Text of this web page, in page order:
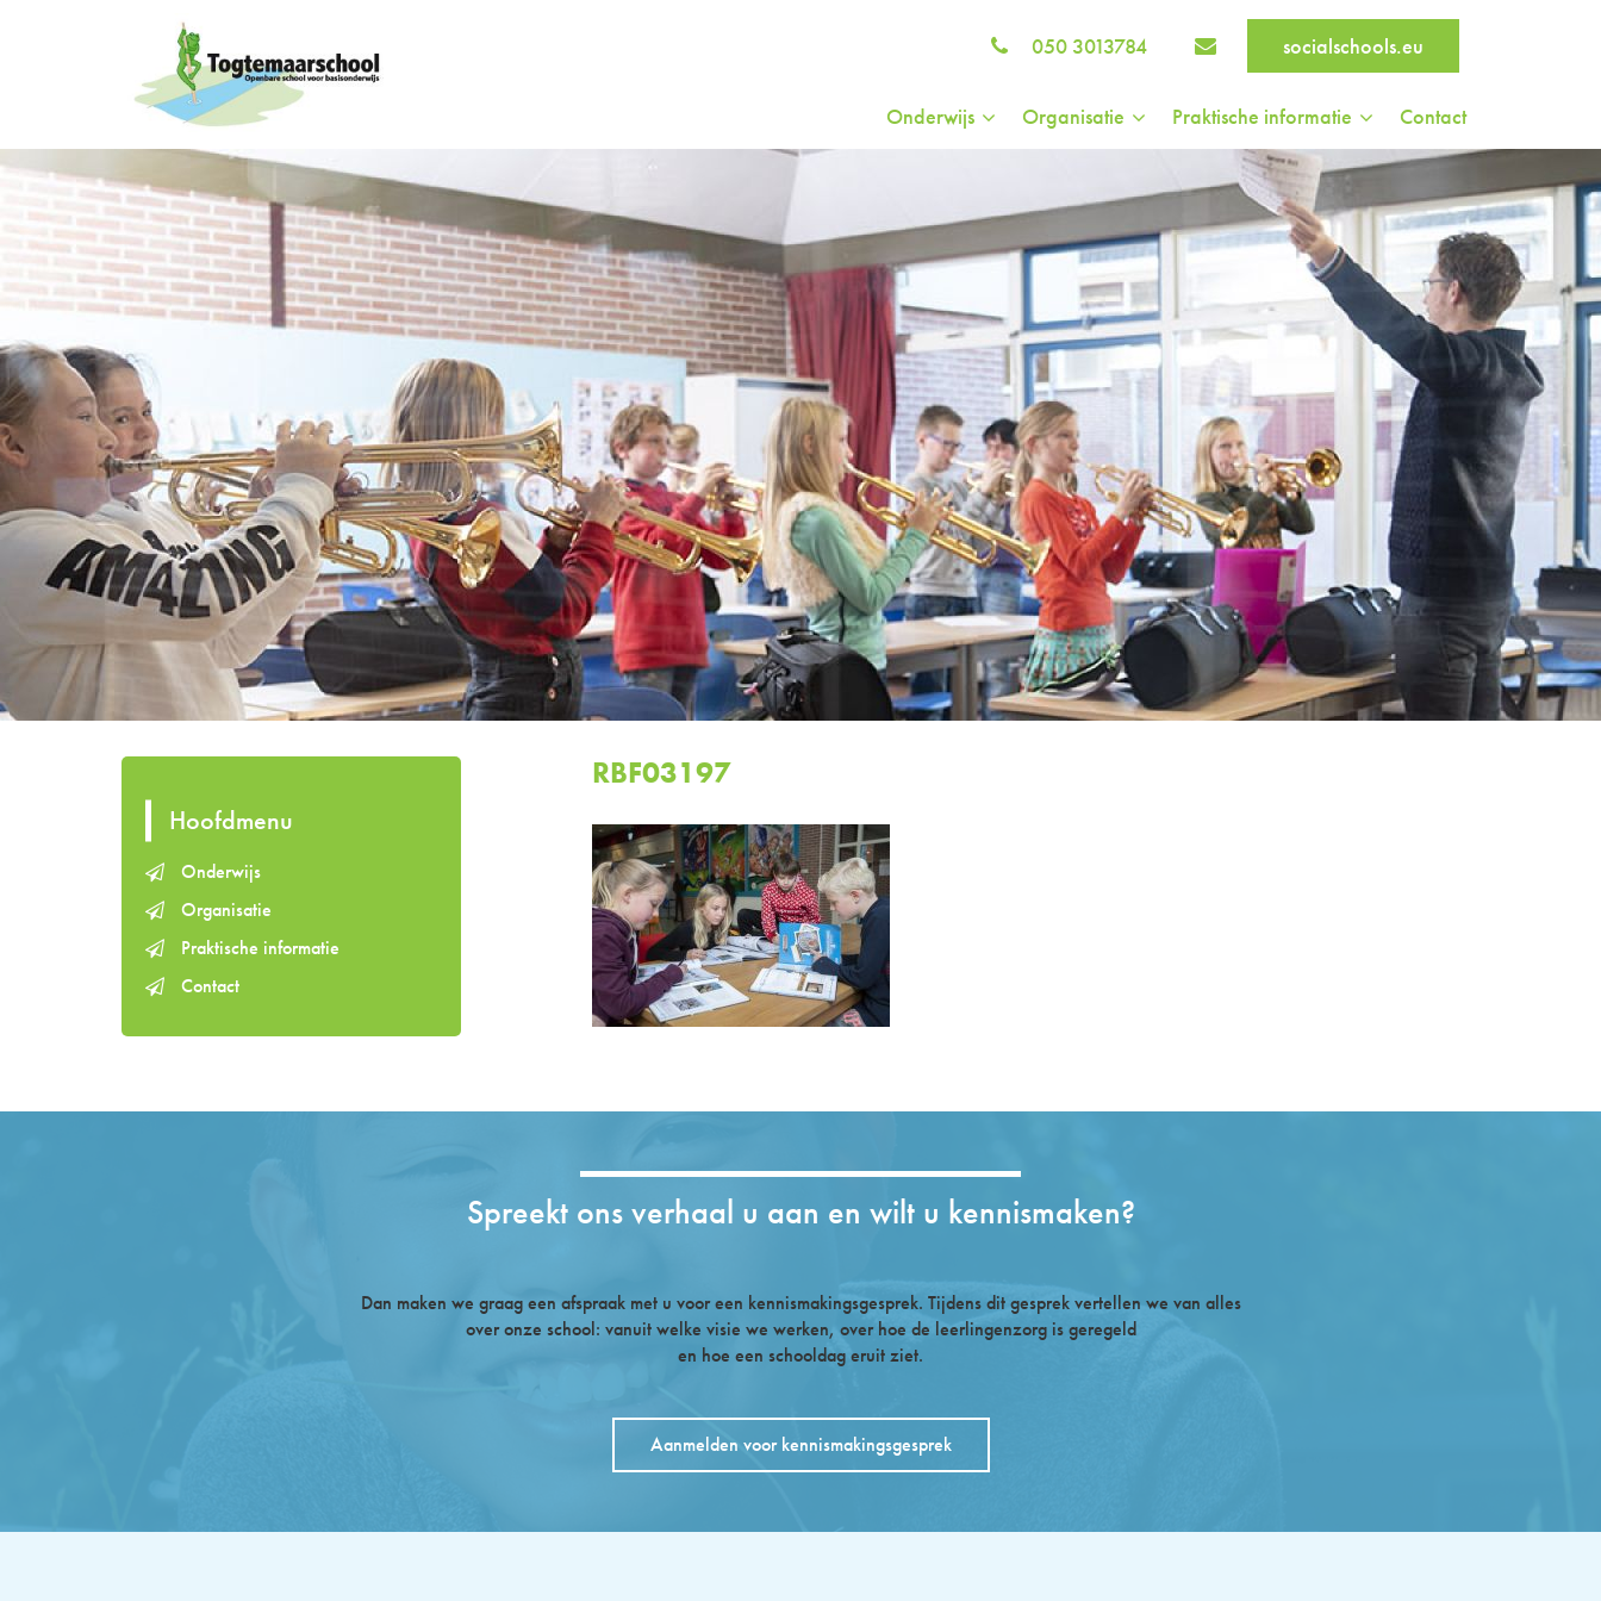
050 3013784 socialschools.eu
Onderwijs Organisatie Praktische informatie Contact
Hoofdmenu
Onderwijs
Organisatie
Praktische informatie
Contact
RBF03197
Spreekt ons verhaal u aan en wilt u kennismaken?
Dan maken we graag een afspraak met u voor een kennismakingsgesprek. Tijdens dit gesprek vertellen we van alles
over onze school: vanuit welke visie we werken, over hoe de leerlingenzorg is geregeld
en hoe een schooldag eruit ziet.
Aanmelden voor kennismakingsgesprek